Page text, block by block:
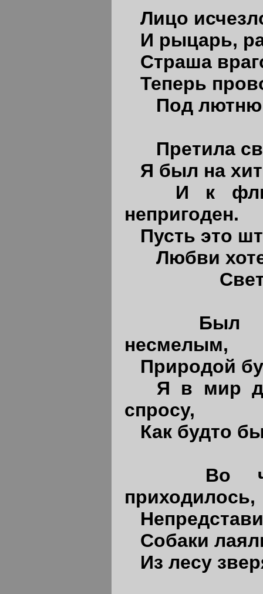
Лицо
И рыцарь,
Страша
Теперь
Под
Претила
Я был на
И к
непригоден.
Пусть это
Любви
Был
несмелым,
Природой
Я в мир
спросу,
Как будто
Во
приходилось,
Собаки
Из лесу